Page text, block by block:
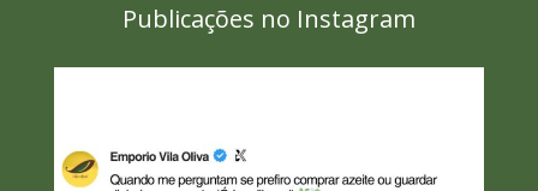
Publicações no Instagram